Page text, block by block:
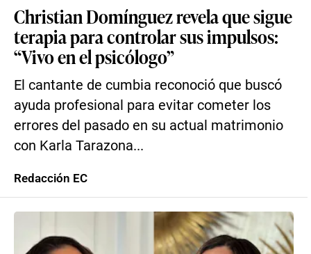
Christian Domínguez revela que sigue
terapia para controlar sus impulsos:
“Vivo en el psicólogo”
El cantante de cumbia reconoció que buscó
ayuda profesional para evitar cometer los
errores del pasado en su actual matrimonio
con Karla Tarazona...
Redacción EC